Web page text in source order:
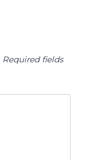
Required fields